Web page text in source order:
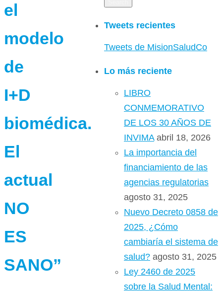
el
modelo
de
I+D
biomédica.
El
actual
NO
ES
SANO”
Tweets recientes
Tweets de MisionSaludCo
Lo más reciente
LIBRO
CONMEMORATIVO
DE LOS 30 AÑOS DE
INVIMA abril 18, 2026
La importancia del
financiamiento de las
agencias regulatorias
agosto 31, 2025
Nuevo Decreto 0858 de
2025, ¿Cómo
cambiaría el sistema de
salud? agosto 31, 2025
Ley 2460 de 2025
sobre la Salud Mental: